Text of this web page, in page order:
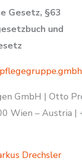
Gesetz, §63
und
GmbH | Otto
Wien – Austria |
Drechsler